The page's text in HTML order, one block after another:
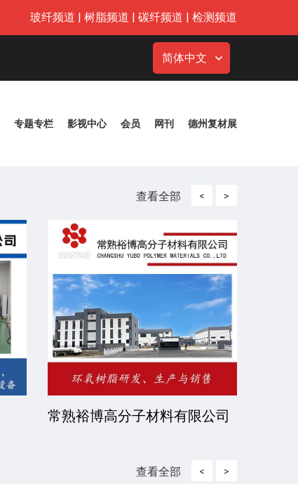
玻纤频道 | 树脂频道 | 碳纤频道 | 检测频道
简体中文
专题专栏 影视中心 会员 网刊 德州复材展
查看全部 <
常熟裕博高分子材料有限公司
>
查看全部 < >